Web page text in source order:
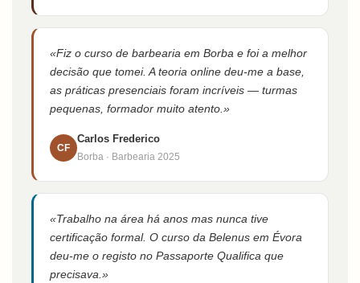
«Fiz o curso de barbearia em Borba e foi a melhor
decisão que tomei. A teoria online deu-me a base,
as práticas presenciais foram incríveis — turmas
pequenas, formador muito atento.»
CF
Carlos Frederico
Borba · Barbearia 2025
«Trabalho na área há anos mas nunca tive
certificação formal. O curso da Belenus em Évora
deu-me o registo no Passaporte Qualifica que
precisava.»